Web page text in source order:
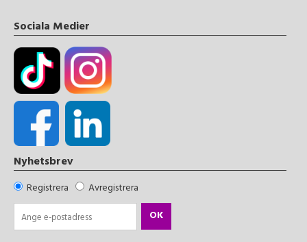
Sociala Medier
Nyhetsbrev
Registrera
Avregistrera
OK